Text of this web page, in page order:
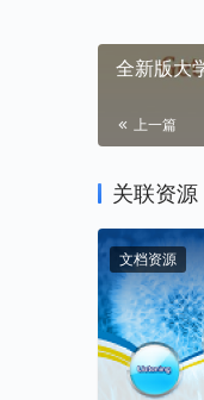
全新版大
上一篇
关联资源
文档资源